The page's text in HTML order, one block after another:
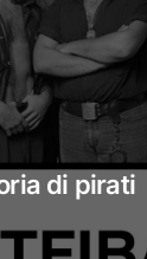
di pirati